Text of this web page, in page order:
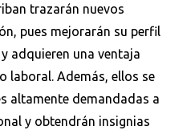
trazarán nuevos
pues mejorarán su perfil
adquieren una ventaja
laboral. Además, ellos se
altamente demandadas a
y obtendrán insignias